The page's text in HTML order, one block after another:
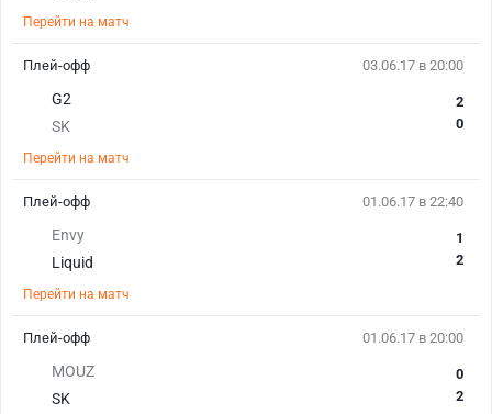
Перейти на матч
03.06.17 в 20:00
G2
SK
2
0
Перейти на матч
Плей-офф
01.06.17 в 22:40
Envy
Liquid
1
2
Перейти на матч
Плей-офф
01.06.17 в 20:00
MOUZ
SK
0
2
Плей-офф